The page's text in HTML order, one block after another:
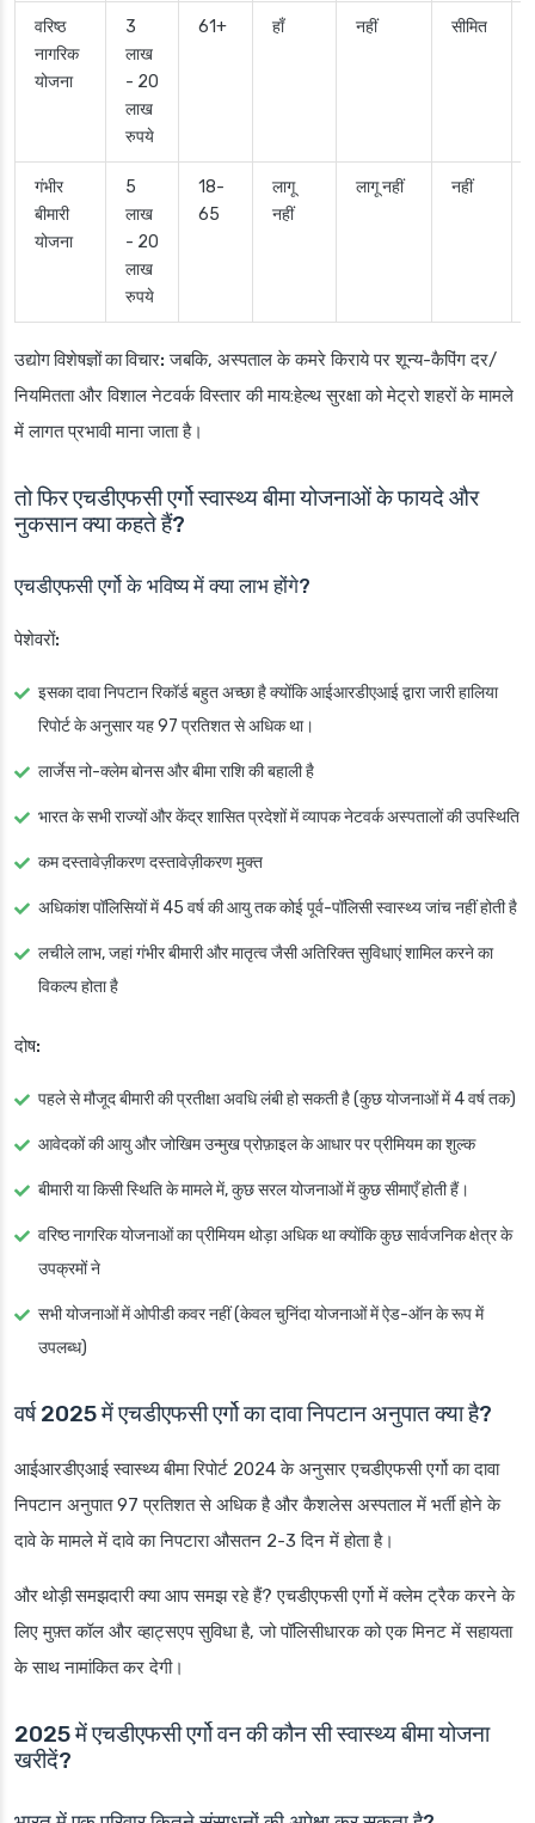
वरिष्ठ
नागरिक
योजना
3
लाख
- 20
लाख
रुपये
61+ हाँ नहीं सीमित
गंभीर
बीमारी
योजना
5
लाख
- 20
लाख
रुपये
18-
65
लागू
नहीं
लागू नहीं नहीं
उद्योग विशेषज्ञों का विचार: जबकि, अस्पताल के कमरे किराये पर शून्य-कैपिंग दर/
नियमितता और विशाल नेटवर्क विस्तार की माय:हेल्थ सुरक्षा को मेट्रो शहरों के मामले
में लागत प्रभावी माना जाता है।
तो फिर एचडीएफसी एर्गो स्वास्थ्य बीमा योजनाओं के फायदे और
नुकसान क्या कहते हैं?
एचडीएफसी एर्गो के भविष्य में क्या लाभ होंगे?
पेशेवरों:
इसका दावा निपटान रिकॉर्ड बहुत अच्छा है क्योंकि आईआरडीएआई द्वारा जारी हालिया
रिपोर्ट के अनुसार यह 97 प्रतिशत से अधिक था।
लार्जेस नो-क्लेम बोनस और बीमा राशि की बहाली है
भारत के सभी राज्यों और केंद्र शासित प्रदेशों में व्यापक नेटवर्क अस्पतालों की उपस्थिति
कम दस्तावेज़ीकरण दस्तावेज़ीकरण मुक्त
अधिकांश पॉलिसियों में 45 वर्ष की आयु तक कोई पूर्व-पॉलिसी स्वास्थ्य जांच नहीं होती है
लचीले लाभ, जहां गंभीर बीमारी और मातृत्व जैसी अतिरिक्त सुविधाएं शामिल करने का
विकल्प होता है
दोष:
पहले से मौजूद बीमारी की प्रतीक्षा अवधि लंबी हो सकती है (कुछ योजनाओं में 4 वर्ष तक)
आवेदकों की आयु और जोखिम उन्मुख प्रोफ़ाइल के आधार पर प्रीमियम का शुल्क
बीमारी या किसी स्थिति के मामले में, कुछ सरल योजनाओं में कुछ सीमाएँ होती हैं।
वरिष्ठ नागरिक योजनाओं का प्रीमियम थोड़ा अधिक था क्योंकि कुछ सार्वजनिक क्षेत्र के
उपक्रमों ने
सभी योजनाओं में ओपीडी कवर नहीं (केवल चुनिंदा योजनाओं में ऐड-ऑन के रूप में
उपलब्ध)
वर्ष 2025 में एचडीएफसी एर्गो का दावा निपटान अनुपात क्या है?
आईआरडीएआई स्वास्थ्य बीमा रिपोर्ट 2024 के अनुसार एचडीएफसी एर्गो का दावा
निपटान अनुपात 97 प्रतिशत से अधिक है और कैशलेस अस्पताल में भर्ती होने के
दावे के मामले में दावे का निपटारा औसतन 2-3 दिन में होता है।
और थोड़ी समझदारीक्या आप समझ रहे हैं? एचडीएफसी एर्गो में क्लेम ट्रैक करने के
लिए मुफ़्त कॉल और व्हाट्सएप सुविधा है, जो पॉलिसीधारक को एक मिनट में सहायता
के साथ नामांकित कर देगी।
2025 में एचडीएफसी एर्गो वन की कौन सी स्वास्थ्य बीमा योजना
खरीदें?